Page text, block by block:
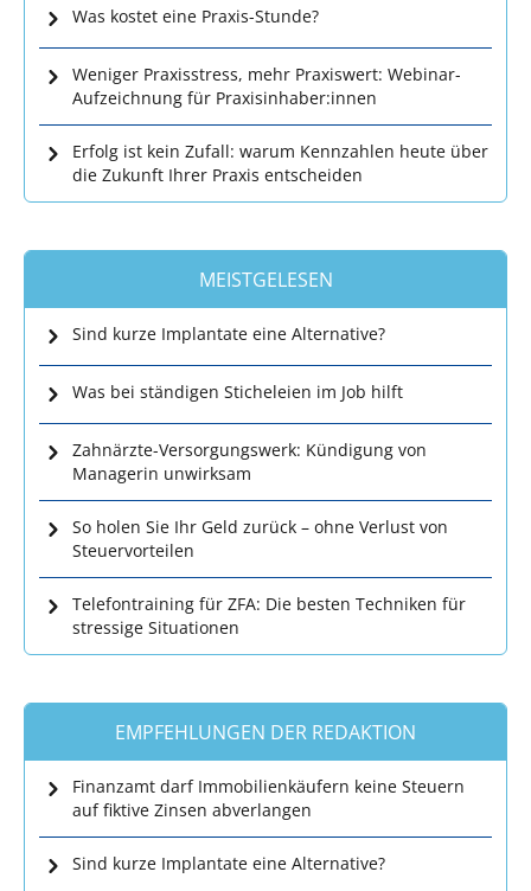
Was kostet eine Praxis-Stunde?
Weniger Praxisstress, mehr Praxiswert: Webinar-
Aufzeichnung für Praxisinhaber:innen
Erfolg ist kein Zufall: warum Kennzahlen heute über
die Zukunft Ihrer Praxis entscheiden
MEISTGELESEN
Sind kurze Implantate eine Alternative?
Was bei ständigen Sticheleien im Job hilft
Zahnärzte-Versorgungswerk: Kündigung von
Managerin unwirksam
So holen Sie Ihr Geld zurück – ohne Verlust von
Steuervorteilen
Telefontraining für ZFA: Die besten Techniken für
stressige Situationen
EMPFEHLUNGEN DER REDAKTION
Finanzamt darf Immobilienkäufern keine Steuern
auf fiktive Zinsen abverlangen
Sind kurze Implantate eine Alternative?